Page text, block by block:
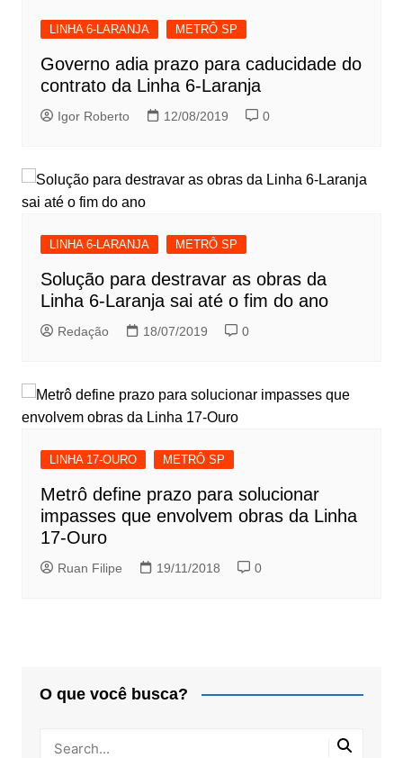
LINHA 6-LARANJA METRÔ SP
Governo adia prazo para caducidade do
contrato da Linha 6-Laranja
Igor Roberto 12/08/2019 0
LINHA 6-LARANJA METRÔ SP
Solução para destravar as obras da
Linha 6-Laranja sai até o fim do ano
Redação 18/07/2019 0
LINHA 17-OURO METRÔ SP
Metrô define prazo para solucionar
impasses que envolvem obras da Linha
17-Ouro
Ruan Filipe 19/11/2018 0
O que você busca?